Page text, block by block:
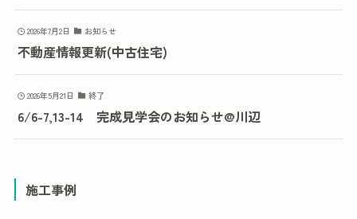
2026年7月2日 お知らせ
不動産情報更新(中古住宅)
2026年5月21日 終了
6/6-7,13-14 完成見学会のお知らせ@川辺
施工事例